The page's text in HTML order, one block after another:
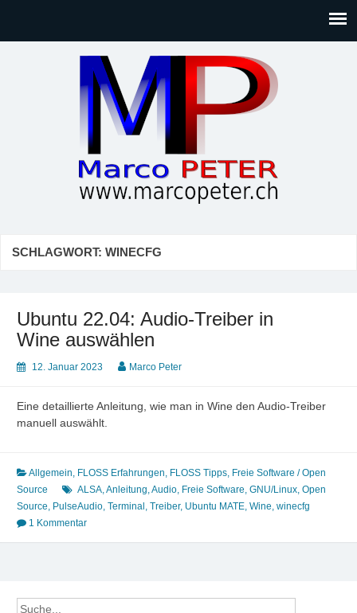
Gesellschaft, Musik, Photographie, Sport und Technik (IT)
SCHLAGWORT: WINECFG
Ubuntu 22.04: Audio-Treiber in
Wine auswählen
12. Januar 2023 Marco Peter
Eine detaillierte Anleitung, wie man in Wine den Audio-Treiber
manuell auswählt.
Allgemein, FLOSS Erfahrungen, FLOSS Tipps, Freie Software / Open
Source
ALSA,Anleitung,Audio, Freie Software, GNU/Linux, Open
Source, PulseAudio, Terminal , Treiber, Ubuntu MATE, Wine, winecfg
1 Kommentar